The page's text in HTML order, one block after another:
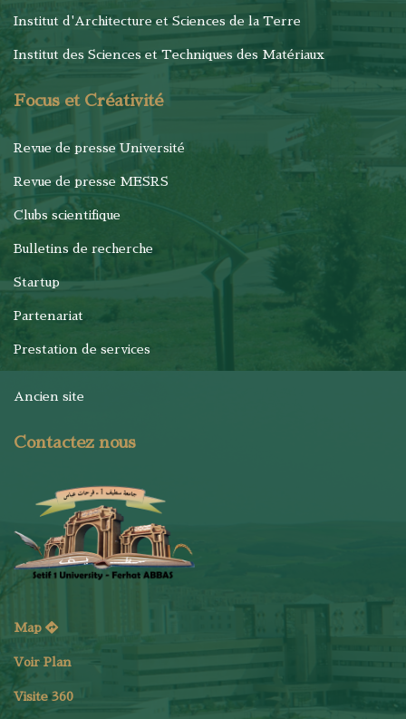
Institut d'Architecture et Sciences de la Terre
Institut des Sciences et Techniques des Matériaux
Focus et Créativité
Revue de presse Université
Revue de presse MESRS
Clubs scientifique
Bulletins de recherche
Startup
Partenariat
Prestation de services
Ancien site
Contactez nous
Map
Voir Plan
Visite 360